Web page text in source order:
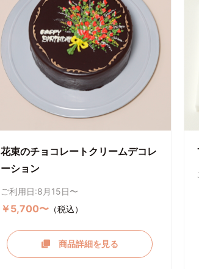
花束のチョコレートクリームデコレ
ーション
ご利用日:8月15日〜
￥5,700〜 （税込）
商品詳細を見る